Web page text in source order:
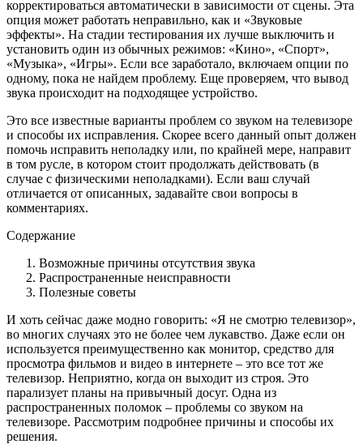
корректироваться автоматически в зависимости от сцены. Эта
опция может работать неправильно, как и «Звуковые
эффекты». На стадии тестирования их лучше выключить и
установить один из обычных режимов: «Кино», «Спорт»,
«Музыка», «Игры». Если все заработало, включаем опции по
одному, пока не найдем проблему. Еще проверяем, что вывод
звука происходит на подходящее устройство.
Это все известные варианты проблем со звуком на телевизоре
и способы их исправления. Скорее всего данный опыт должен
помочь исправить неполадку или, по крайней мере, направит
в том русле, в котором стоит продолжать действовать (в
случае с физическими неполадками). Если ваш случай
отличается от описанных, задавайте свои вопросы в
комментариях.
Содержание
Возможные причины отсутствия звука
Распространенные неисправности
Полезные советы
И хоть сейчас даже модно говорить: «Я не смотрю телевизор»,
во многих случаях это не более чем лукавство. Даже если он
используется преимущественно как монитор, средство для
просмотра фильмов и видео в интернете – это все тот же
телевизор. Неприятно, когда он выходит из строя. Это
парализует планы на привычный досуг. Одна из
распространенных поломок – проблемы со звуком на
телевизоре. Рассмотрим подробнее причины и способы их
решения.